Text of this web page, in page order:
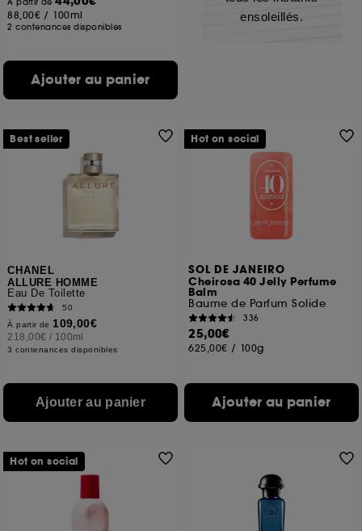
88,00€ / 100ml
2 contenances disponibles
Ajouter au panier
ensoleillés.
CHANEL
ALLURE HOMME
Eau De Toilette
50
À partir de 109,00€
218,00€ / 100ml
3 contenances disponibles
Ajouter au panier
Best seller
SOL DE JANEIRO
Cheirosa 40 Jelly Perfume
Balm
Baume de Parfum Solide
336
25,00€
625,00€ / 100g
Ajouter au panier
Hot on social
Hot on social